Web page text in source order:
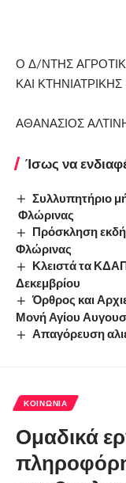
Ο Δ/ΝΤΗΣ
ΚΑΙ ΚΤΗΝΙΑΤΡΙΚΗΣ
ΑΘΑΝΑΣΙΟΣ
Ίσως να
Συλλυπητήριο
Φλώρινας
Πρόσκληση
Φλώρινας
Κλειστά τα
Δεκεμβρίου
Όρθρος και
Μονή Αγίου
Απαγόρευση
ΚΟΙΝΩΝΊΑ
Ομαδικά